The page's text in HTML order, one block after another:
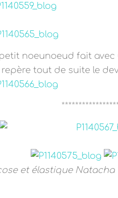
petit noeunoeud fait
tout de suite le
et élastique